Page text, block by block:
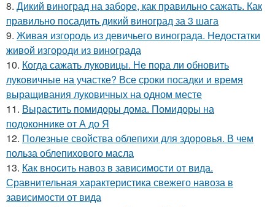
8. Дикий виноград на заборе, как правильно сажать. Как
правильно посадить дикий виноград за 3 шага
9. Живая изгородь из девичьего винограда. Недостатки
живой изгороди из винограда
10. Когда сажать луковицы. Не пора ли обновить
луковичные на участке? Все сроки посадки и время
выращивания луковичных на одном месте
11. Вырастить помидоры дома. Помидоры на
подоконнике от А до Я
12. Полезные свойства облепихи для здоровья. В чем
польза облепихового масла
13. Как вносить навоз в зависимости от вида.
Сравнительная характеристика свежего навоза в
зависимости от вида